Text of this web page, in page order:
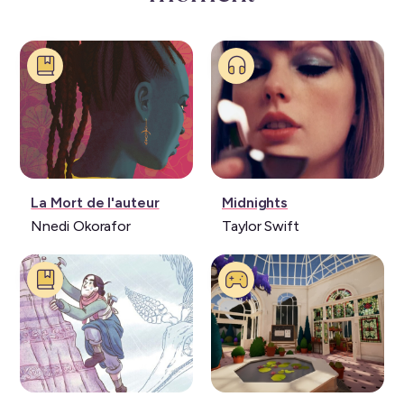
Livre:
La Mort de l'auteur
Nnedi Okorafor
Musique:
Midnights
Taylor Swift